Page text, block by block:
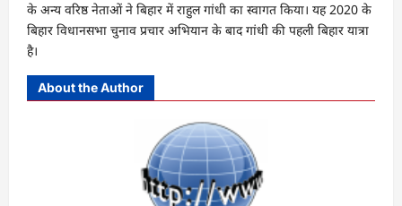
के अन्य वरिष्ठ नेताओं ने बिहार में राहुल गांधी का स्वागत किया। यह 2020 के
बिहार विधानसभा चुनाव प्रचार अभियान के बाद गांधी की पहली बिहार यात्रा
है।
About the Author